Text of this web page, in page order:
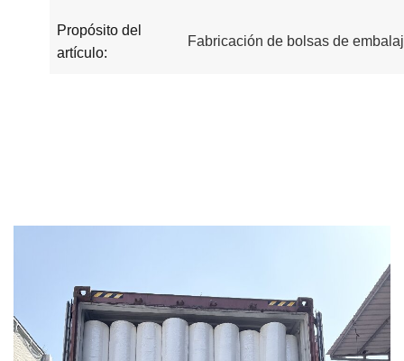
Propósito del
artículo:
Fabricación de bolsas de